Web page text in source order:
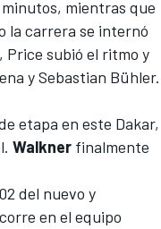
mientras que
la carrera se internó
Price subió el ritmo y
y Sebastian Bühler.
etapa en este Dakar,
Walkner finalmente
del nuevo y
en el equipo